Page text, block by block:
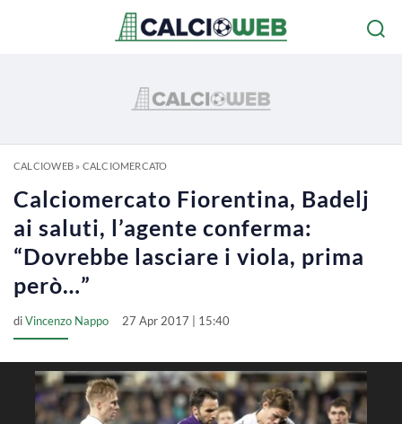
CALCIOWEB» CALCIOMERCATO
Calciomercato Fiorentina, Badelj
ai saluti, l’agente conferma:
“Dovrebbe lasciare i viola, prima
però…”
diVincenzo Nappo 27 Apr 2017 | 15:40